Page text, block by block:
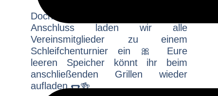
Doch das ist noch nicht alles: im
Anschluss laden wir alle
Vereinsmitglieder zu einem
Schleifchenturnier ein 🎀 Eure
leeren Speicher könnt ihr beim
anschließenden Grillen wieder
aufladen 🌭🍻